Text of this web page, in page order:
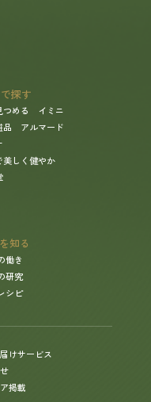
探す
つめる イミニ
品 アルマード
美しく健やか
知る
働き
研究
シピ
けサービス
掲載